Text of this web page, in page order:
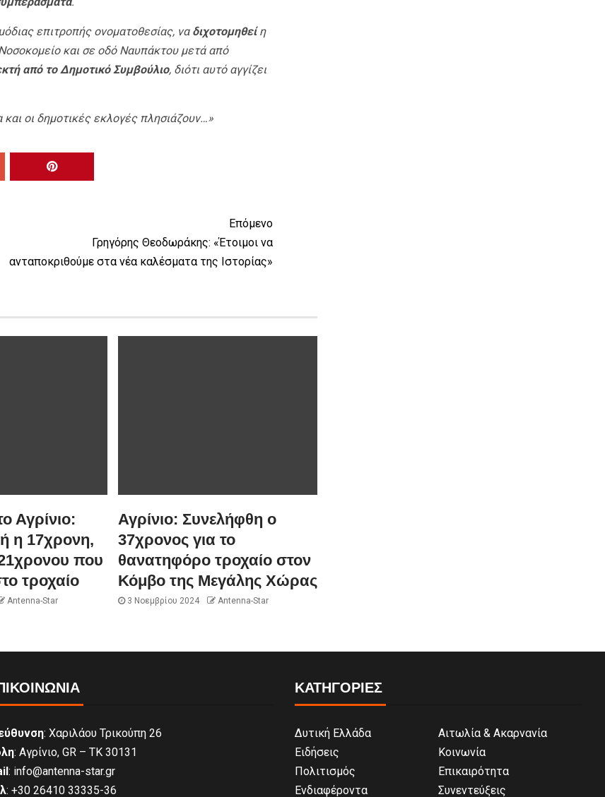
επιτροπής ονοματοθεσίας, να διχοτομηθείη
και σε οδό Ναυπάκτου μετά από
από το Δημοτικό Συμβούλιο, διότι αυτό αγγίζει
οι δημοτικές εκλογές πλησιάζουν…»
Επόμενο
Γρηγόρης Θεοδωράκης: «Έτοιμοι να
ανταποκριθούμε στα νέα καλέσματα της Ιστορίας»
Αγρίνιο:
η 17χρονη,
που
τροχαίο
Antenna-Star
Αγρίνιο: Συνελήφθη ο
37χρονος για το
θανατηφόρο τροχαίο στον
Κόμβο της Μεγάλης Χώρας
3 Νοεμβρίου 2024 Antenna-Star
: Χαριλάου Τρικούπη 26
: Αγρίνιο, GR – ΤΚ 30131
: info@antenna-star.gr
: +30 26410 33335-36
ΚΑΤΗΓΟΡΙΕΣ
Δυτική Ελλάδα
Αιτωλία & Ακαρνανία
Ειδήσεις
Κοινωνία
Πολιτισμός
Επικαιρότητα
Ενδιαφέροντα
Συνεντεύξεις